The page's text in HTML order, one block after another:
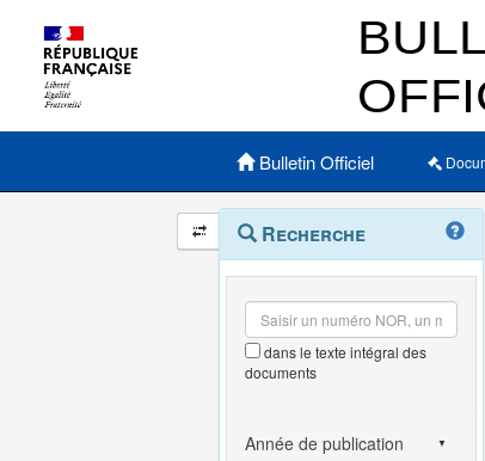
Menu principal
Bulletin Officiel
Navigation
et
outils
annexes
Menu
contextuel
Recherche
dans le texte intégral des
documents